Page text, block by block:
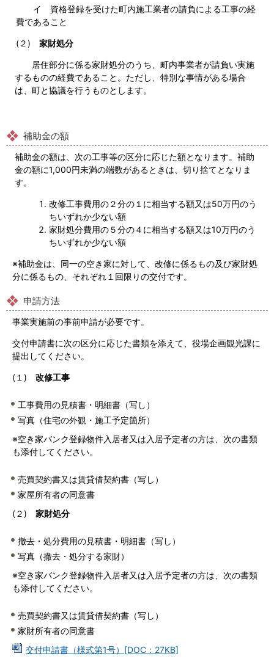
イ 資格登録を受けた町内施工業者の請負による工事の経
費であること
(２) 家財処分
居住部分に係る家財処分のうち、町内事業者が請負い実施
するものの経費であること。ただし、特別な事情がある場合
は、町と協議を行うものとします。
補助金の額
補助金の額は、次の工事等の区分に応じた額となります。補助
金の額に1,000円未満の端数があるときは、切り捨てとなりま
す。
改修工事費用の２分の１に相当する額又は50万円のう
ちいずれか少ない額
家財処分費用の５分の４に相当する額又は10万円のう
ちいずれか少ない額
※補助金は、同一の空き家に対して、改修に係るもの及び家財処
分に係るもの、それぞれ１回限りの交付です。
申請方法
事業実施前の事前申請が必要です。
交付申請書に次の区分に応じた書類を添えて、役場企画観光課に
提出してください。
(１) 改修工事
工事費用の見積書・明細書（写し）
写真（住宅の外観・施工予定箇所）
※空き家バンク登録物件入居者又は入居予定者の方は、次の書類
も添付してください。
売買契約書又は賃貸借契約書（写し）
家屋所有者の同意書
(２) 家財処分
撤去・処分費用の見積書・明細書（写し）
写真（撤去・処分する家財）
※空き家バンク登録物件入居者又は入居予定者の方は、次の書類
も添付してください。
売買契約書又は賃貸借契約書（写し）
家財所有者の同意書
交付申請書（様式第1号）[DOC：27KB]